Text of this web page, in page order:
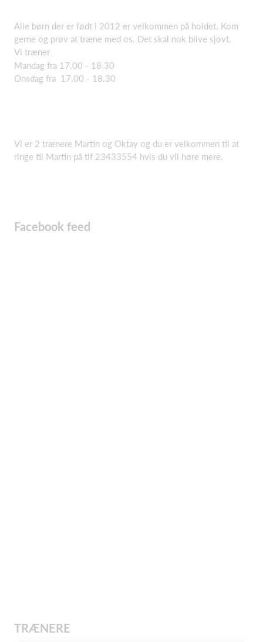
Alle børn der er født i 2012 er velkommen på holdet. Kom
gerne og prøv at træne med os. Det skal nok blive sjovt.
Vi træner
Mandag fra 17.00 - 18.30
Onsdag fra 17.00 - 18.30
Vi er 2 trænere Martin og Oktay og du er velkommen til at
ringe til Martin på tlf 23433554 hvis du vil høre mere.
Facebook feed
TRÆNERE